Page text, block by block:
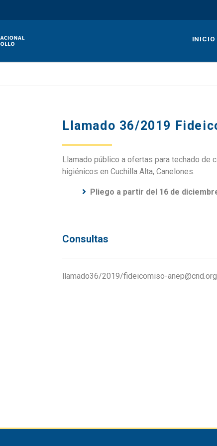
al
principal
INICIO
Llamado 36/2019
Llamado público a ofertas para techado de
higiénicos en Cuchilla Alta, Canelones.
Pliego a partir del 16 de
Consultas
llamado36/2019/fideicomiso-